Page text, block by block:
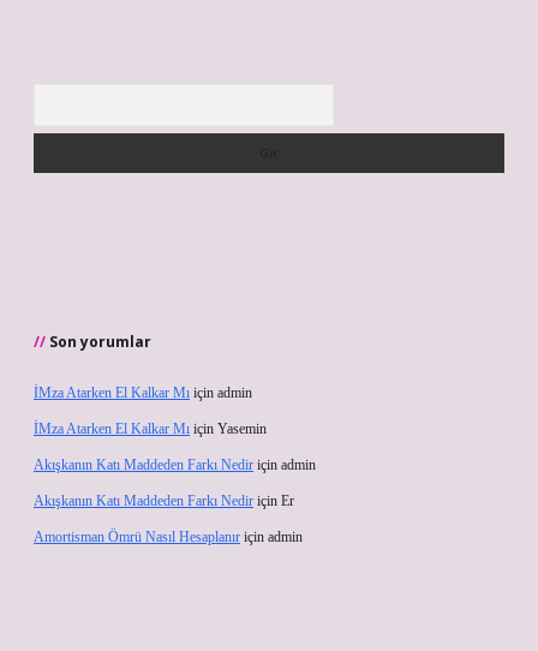
Son yorumlar
İMza Atarken El Kalkar Mı için admin
İMza Atarken El Kalkar Mı için Yasemin
Akışkanın Katı Maddeden Farkı Nedir için admin
Akışkanın Katı Maddeden Farkı Nedir için Er
Amortisman Ömrü Nasıl Hesaplanır için admin